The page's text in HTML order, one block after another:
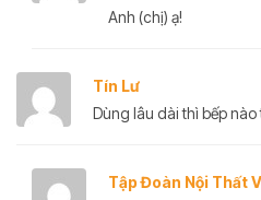
Anh (chị) ạ!
Tín Lư
Dùng lâu dài thì bếp nào
Tập Đoàn Nội Thất